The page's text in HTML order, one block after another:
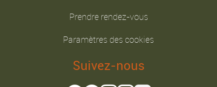
Prendre rendez-vous
Paramètres des cookies
Suivez-nous